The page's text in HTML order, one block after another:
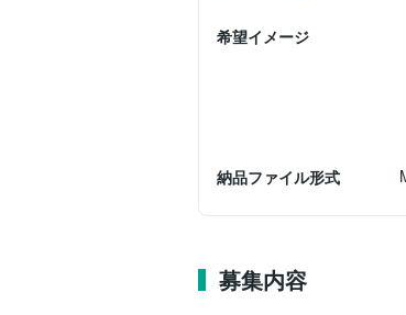
希望イメージ
納品ファイル形式
募集内容